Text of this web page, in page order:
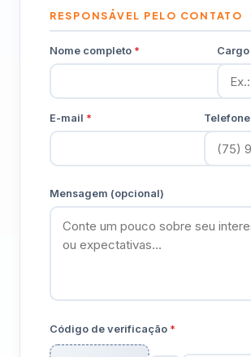
RESPONSÁVEL PELO CONTATO
Nome completo * Cargo
E-mail * Telefone
Mensagem (opcional)
Código de verificação *